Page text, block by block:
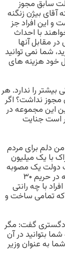
سابق مجوز
و به گفته آقای بیژن زنگنه
و این افراد جز
و آنها می خواهند با احداث
مقابل آنها
شما نمی توانید
خود هزینه های
را ندارد. هر
مجوز نداشت؟ اگر
این مجموعه در
است جنایت
دلم برای مردم
با یک میلیون
دولت یک مصوبه
ای را به شرکتی خصوصی داده است که در جایی ممنوعه احداث شود، در حالی که در حریم ۳۰
با چه رانتی
که تمامی ساخت و
گفت: مگر
بتوانید در آن
به عنوان وزیر